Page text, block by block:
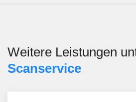
Weitere Leistungen
Scanservice